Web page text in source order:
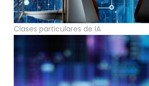
Clases particulares de IA